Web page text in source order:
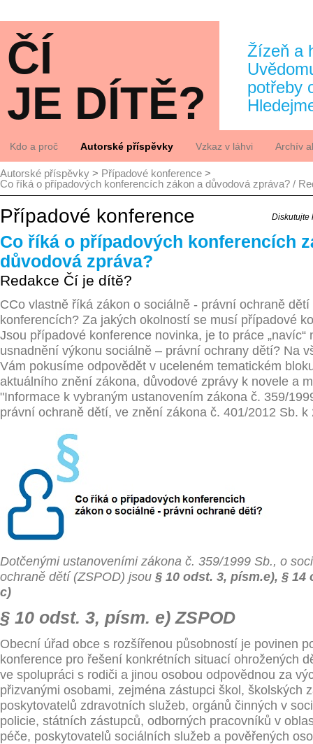
ČÍ
JE DÍTĚ?
Žízeň a
potřeby
Kdo a proč
Kdo
Proč
Autorské příspěvky
Archiv
Jak to vidí
Analýzy
Vzkaz v láhvi Archív
Autorské příspěvky > Případové konference >
Co říká o případových konferencích zákon a důvodová zpráva? /
Diskutujte
Případové konference
Co říká o případových konferencích
důvodová zpráva?
Redakce Čí je dítě?
CCo vlastně říká zákon o sociálně - právní ochraně
konferencích? Za jakých okolností se musí případové
Jsou případové konference novinka, je to práce „navíc“
usnadnění výkonu sociálně – právní ochrany dětí? Na
Vám pokusíme odpovědět v uceleném tematickém
aktuálního znění zákona, důvodové zprávy k novele a
"Informace k vybraným ustanovením zákona č. 359/
právní ochraně dětí, ve znění zákona č. 401/2012 Sb. k
Dotčenými ustanoveními zákona č. 359/1999 Sb., o
ochraně dětí (ZSPOD) jsou § 10 odst. 3, písm.e), § 14
c)
§ 10 odst. 3, písm. e) ZSPOD
Obecní úřad obce s rozšířenou působností je povinen
konference pro řešení konkrétních situací ohrožených
ve spolupráci s rodiči a jinou osobou odpovědnou za
přizvanými osobami, zejména zástupci škol, školských
poskytovatelů zdravotních služeb, orgánů činných v
policie, státních zástupců, odborných pracovníků v
péče, poskytovatelů sociálních služeb a pověřených